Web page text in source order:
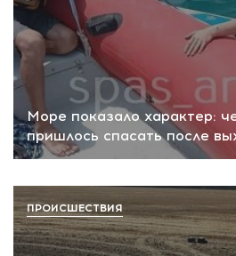
Море показало характер:
пришлось спасать после
ПРОИСШЕСТВИЯ